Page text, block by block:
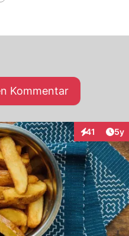
Kommentar
41 5y